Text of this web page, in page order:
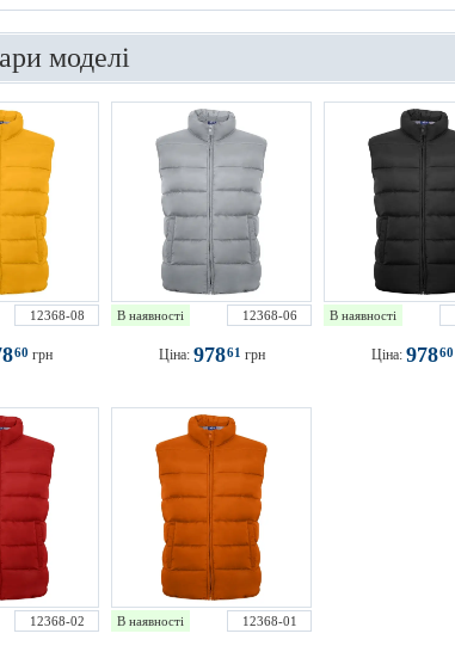
моделі
12368-08
60 грн
В наявності 12368-06
Ціна: 97861 грн
В наявності
Ціна: 97860
12368-02 В наявності 12368-01